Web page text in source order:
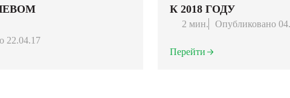
22.04.17
К 2018 ГОДУ
2 мин. Опубликовано
Перейти